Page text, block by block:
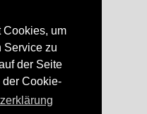
Cookies, um
Service zu
der Seite
der Cookie-